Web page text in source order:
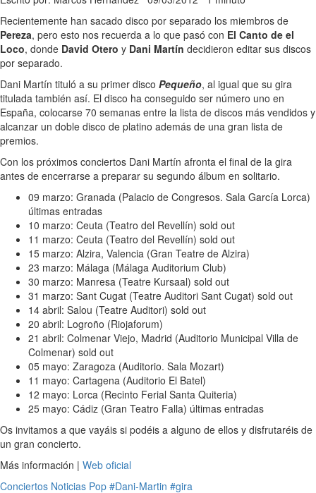
Recientemente han sacado disco por separado los miembros de
Pereza, pero esto nos recuerda a lo que pasó con El Canto de el
Loco, donde David Otero y Dani Martín decidieron editar sus discos
por separado.
Dani Martín tituló a su primer disco Pequeño, al igual que su gira
titulada también así. El disco ha conseguido ser número uno en
España, colocarse 70 semanas entre la lista de discos más vendidos y
alcanzar un doble disco de platino además de una gran lista de
premios.
Con los próximos conciertos Dani Martín afronta el final de la gira
antes de encerrarse a preparar su segundo álbum en solitario.
09 marzo: Granada (Palacio de Congresos. Sala García Lorca)
últimas entradas
10 marzo: Ceuta (Teatro del Revellín) sold out
11 marzo: Ceuta (Teatro del Revellín) sold out
15 marzo: Alzira, Valencia (Gran Teatre de Alzira)
23 marzo: Málaga (Málaga Auditorium Club)
30 marzo: Manresa (Teatre Kursaal) sold out
31 marzo: Sant Cugat (Teatre Auditori Sant Cugat) sold out
14 abril: Salou (Teatre Auditori) sold out
20 abril: Logroño (Riojaforum)
21 abril: Colmenar Viejo, Madrid (Auditorio Municipal Villa de
Colmenar) sold out
05 mayo: Zaragoza (Auditorio. Sala Mozart)
11 mayo: Cartagena (Auditorio El Batel)
12 mayo: Lorca (Recinto Ferial Santa Quiteria)
25 mayo: Cádiz (Gran Teatro Falla) últimas entradas
Os invitamos a que vayáis si podéis a alguno de ellos y disfrutaréis de
un gran concierto.
Más información | Web oficial
Conciertos Noticias Pop #Dani-Martin #gira